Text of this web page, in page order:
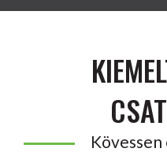
Kövessen